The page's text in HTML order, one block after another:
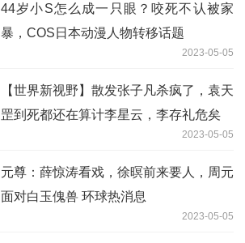
44岁小S怎么成一只眼？咬死不认被家
暴，COS日本动漫人物转移话题
2023-05-05
【世界新视野】散发张子凡杀疯了，袁天
罡到死都还在算计李星云，李存礼危矣
2023-05-05
元尊：薛惊涛看戏，徐暝前来要人，周元
面对白玉傀兽 环球热消息
2023-05-05